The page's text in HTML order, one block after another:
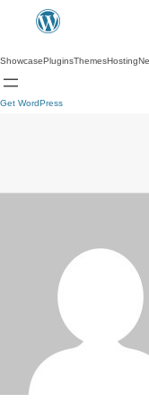
ShowcasePluginsThemesHosting
Get WordPress